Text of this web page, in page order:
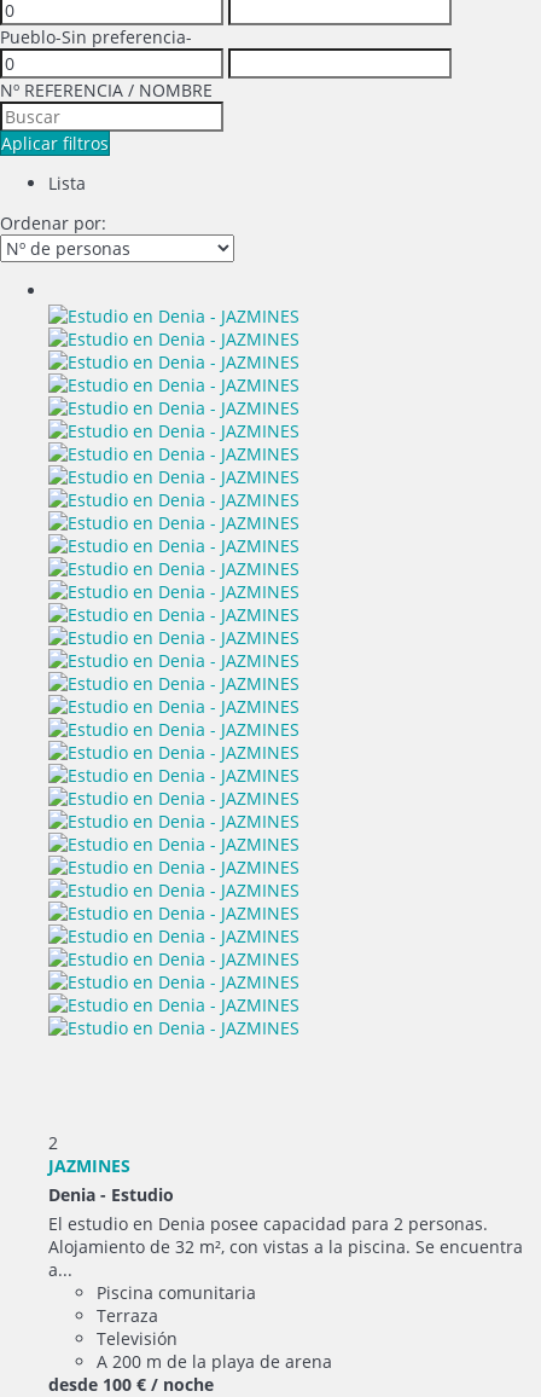
Pueblo-Sin preferencia-
Nº REFERENCIA / NOMBRE
Aplicar filtros
Lista
Ordenar por:
2
JAZMINES
Denia - Estudio
El estudio en Denia posee capacidad para 2 personas.
Alojamiento de 32 m², con vistas a la piscina. Se encuentra
a...
Piscina comunitaria
Terraza
Televisión
A 200 m de la playa de arena
desde 100 € / noche